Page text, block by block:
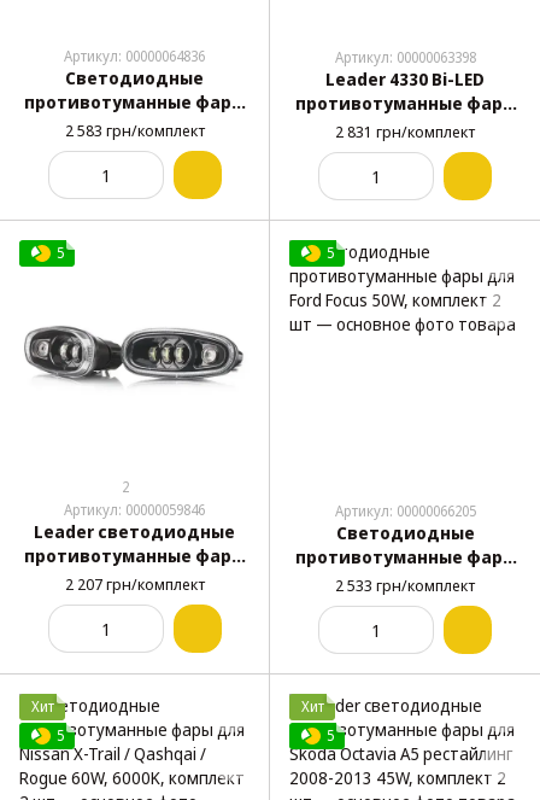
Артикул: 00000064836
Светодиодные
противотуманные фары
для Chevrolet Aveo T250
90W, 6000K, комплект 2
2 583 грн/комплект
Артикул: 00000063398
Leader 4330 Bi-LED
противотуманные фары
для Chevrolet Lacetti 90W,
6000K, DRL, комплект 2
2 831 грн/комплект
5
2
Артикул: 00000059846
Leader светодиодные
противотуманные фары
для Daewoo Lanos 45W,
DRL, комплект 2 шт
2 207 грн/комплект
5
Артикул: 00000066205
Светодиодные
противотуманные фары
для Ford Focus 50W,
комплект 2 шт
2 533 грн/комплект
Хит
5
Хит
5